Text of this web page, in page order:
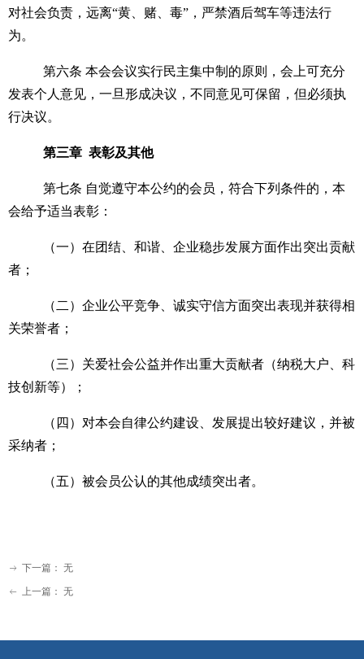
对社会负责，远离“黄、赌、 毒” ，严禁酒后驾车等违法行
为。
第六条 本会会议实行民主集中制的原则，会上可充分
发表个人意见，一旦形成决议，不同意见可保留，但必须执
行决议。
第三章 表彰及其他
第七条 自觉遵守本公约的会员，符合下列条件的，本
会给予适当表彰：
（一）在团结、和谐、企业稳步发展方面作出突出贡献
者；
（二）企业公平竞争、诚实守信方面突出表现并获得相
关荣誉者；
（三）关爱社会公益并作出重大贡献者（纳税大户、科
技创新等）；
（四）对本会自律公约建设、发展提出较好建议，并被
采纳者；
（五）被会员公认的其他成绩突出者。
ꂃ 上一篇： 无
ꁹ 下一篇： 无